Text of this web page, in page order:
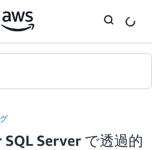
Server で透過的